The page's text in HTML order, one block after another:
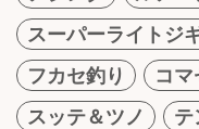
スーパーライトジ
フカセ釣り
コマ
スッテ＆ツノ
テ